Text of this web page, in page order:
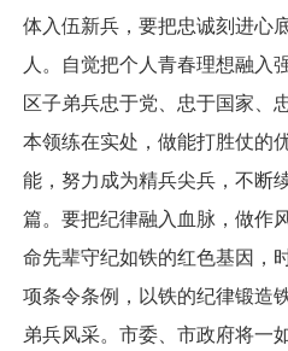
体入伍新兵，要把忠诚刻进心
人。自觉把个人青春理想融入
区子弟兵忠于党、忠于国家、
本领练在实处，做能打胜仗的
能，努力成为精兵尖兵，不断
篇。要把纪律融入血脉，做作
命先辈守纪如铁的红色基因，
项条令条例，以铁的纪律锻造
弟兵风采。市委、市政府将一